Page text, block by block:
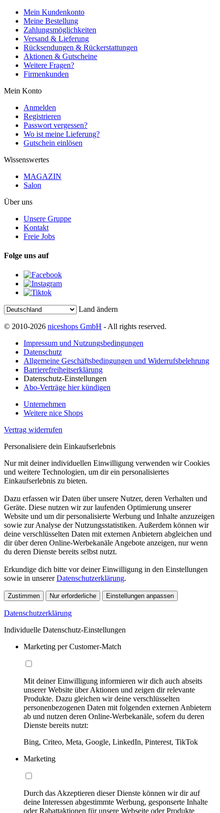
Mein Kundenkonto
Meine Bestellung
Zahlungsmöglichkeiten
Versand & Lieferung
Rücksendungen & Rückerstattungen
Aktionen & Gutscheine
Weitere Fragen?
Firmenkunden
Mein Konto
Anmelden
Registrieren
Passwort vergessen?
Wo ist meine Lieferung?
Gutschein einlösen
Wissenswertes
MAGAZIN
Salon
Über uns
Unsere Gruppe
Kontakt
Freie Jobs
Folge uns auf
Land ändern
© 2010-2026 niceshops GmbH - All rights reserved.
Impressum und Nutzungsbedingungen
Datenschutz
Allgemeine Geschäftsbedingungen und Widerrufsbelehrung
Barrierefreiheitserklärung
Datenschutz-Einstellungen
Abo-Verträge hier kündigen
Unternehmen
Weitere nice Shops
Vertrag widerrufen
Personalisiere dein Einkaufserlebnis
Nur mit deiner individuellen Einwilligung verwenden wir Cookies
und weitere Technologien, um dir ein personalisiertes
Einkaufserlebnis zu bieten.
Dazu erfassen wir Daten über unsere Nutzer, deren Verhalten und
Geräte. Diese nutzen wir zur laufenden Optimierung unserer
Website und um dir personalisierte Werbung und Inhalte anzuzeigen
sowie zur Analyse der Nutzungsstatistiken. Außerdem können wir
deine verschlüsselten Daten mit externen Anbietern abgleichen und
dir über deren Online-Werbekanäle Angebote anzeigen, nur wenn
du deren Dienste bereits selbst nutzt.
Erkundige dich bitte vor deiner Einwilligung in den Einstellungen
sowie in unsererDatenschutzerklärung.
Zustimmen Nur erforderliche Einstellungen anpassen
Datenschutzerklärung
Individuelle Datenschutz-Einstellungen
Marketing per Customer-Match
Mit deiner Einwilligung informieren wir dich auch abseits
unserer Website über Aktionen und zeigen dir relevante
Produkte. Dazu gleichen wir deine verschlüsselten
personenbezogenen Daten mit folgenden externen Anbietern
ab und nutzen deren Online-Werbekanäle, sofern du deren
Dienste bereits nutzt:
Bing, Criteo, Meta, Google, LinkedIn, Pinterest, TikTok
Marketing
Durch das Akzeptieren dieser Dienste können wir dir auf
deine Interessen abgestimmte Werbung, gesponserte Inhalte
oder Rabattaktionen für unsere Webseite oder Produkte